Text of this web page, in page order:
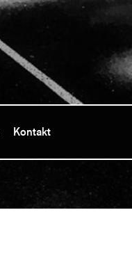
Kontakt